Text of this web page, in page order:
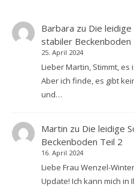
Barbara zu Die
stabiler Beckenboden
25. April 2024
Lieber Martin, Stimmt,
Aber ich finde, es gibt
und…
Martin zu Die leidige
Beckenboden Teil 2
16. April 2024
Liebe Frau Wenzel-
Update! Ich kann mich in